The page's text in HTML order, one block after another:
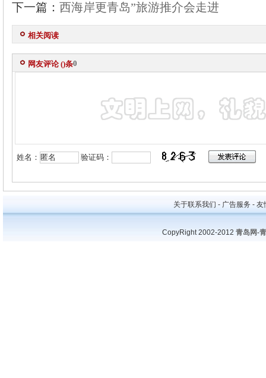
下一篇： 西海岸更青岛”旅游推介会走进
相关阅读
网友评论 ( 0
)条
姓名： 验证码：
关于联系我们 - 广告服务 -
CopyRight 2002-2012 青岛网-